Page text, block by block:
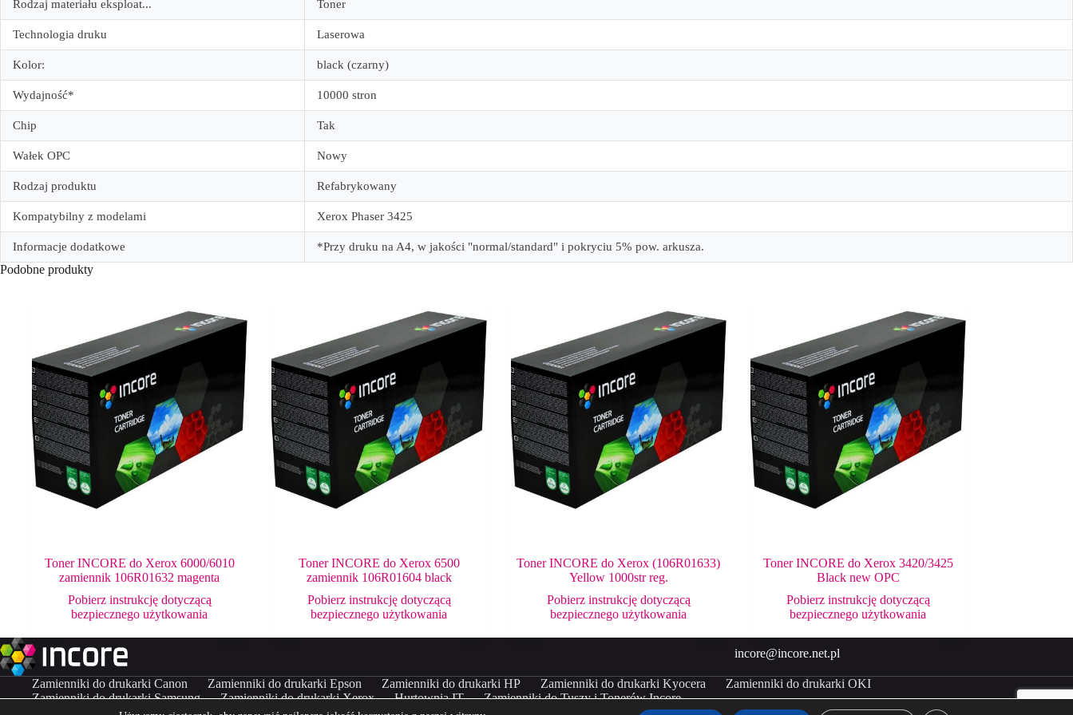
Rodzaj materiału eksploat... Toner
Technologia druku Laserowa
Kolor: black (czarny)
Wydajność* 10000 stron
Chip Tak
Wałek OPC Nowy
Rodzaj produktu Refabrykowany
Kompatybilny z modelami Xerox Phaser 3425
Informacje dodatkowe *Przy druku na A4, w jakości "normal/standard" i pokryciu 5% pow. arkusza.
Podobne produkty
Toner INCORE do Xerox 6000/6010
zamiennik 106R01632 magenta
Pobierz instrukcję dotyczącą
bezpiecznego użytkowania
Toner INCORE do Xerox 6500
zamiennik 106R01604 black
Pobierz instrukcję dotyczącą
bezpiecznego użytkowania
Toner INCORE do Xerox (106R01633)
Yellow 1000str reg.
Pobierz instrukcję dotyczącą
bezpiecznego użytkowania
Toner INCORE do Xerox 3420/3425
Black new OPC
Pobierz instrukcję dotyczącą
bezpiecznego użytkowania
incore@incore.net.pl
Zamienniki do drukarki Canon Zamienniki do drukarki Epson Zamienniki do drukarki HP Zamienniki do drukarki Kyocera
Zamienniki do drukarki OKI
Zamienniki do drukarki Samsung
Zamienniki do drukarki Xerox Hurtownia IT Zamienniki do Tuszy i Tonerów Incore